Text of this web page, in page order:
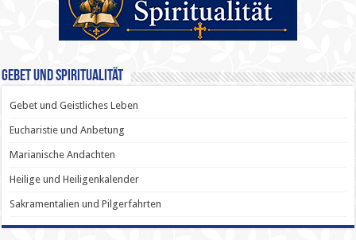
Gebet und Spiritualität
Gebet und Geistliches Leben
Eucharistie und Anbetung
Marianische Andachten
Heilige und Heiligenkalender
Sakramentalien und Pilgerfahrten